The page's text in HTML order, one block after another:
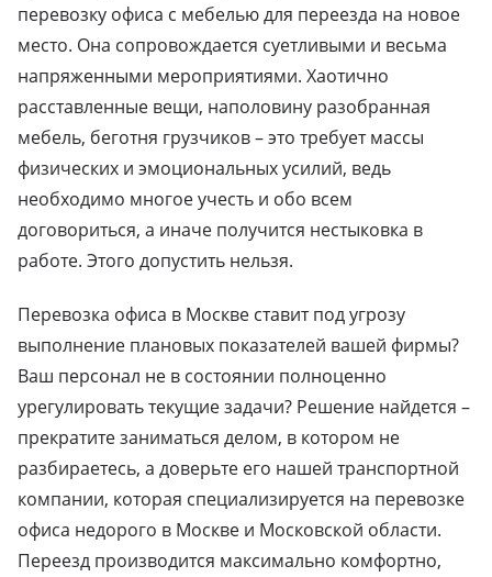
перевозку офиса с мебелью для переезда на новое
место. Она сопровождается суетливыми и весьма
напряженными мероприятиями. Хаотично
расставленные вещи, наполовину разобранная
мебель, беготня грузчиков – это требует массы
физических и эмоциональных усилий, ведь
необходимо многое учесть и обо всем
договориться, а иначе получится нестыковка в
работе. Этого допустить нельзя.
Перевозка офиса в Москве ставит под угрозу
выполнение плановых показателей вашей фирмы?
Ваш персонал не в состоянии полноценно
урегулировать текущие задачи? Решение найдется –
прекратите заниматься делом, в котором не
разбираетесь, а доверьте его нашей транспортной
компании, которая специализируется на перевозке
офиса недорого в Москве и Московской области.
Переезд производится максимально комфортно,